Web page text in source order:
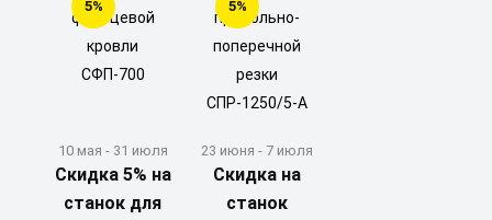
5%
10 мая - 31 июля
Скидка 5% на
станок для
5%
23 июня - 7 июля
Скидка на
станок